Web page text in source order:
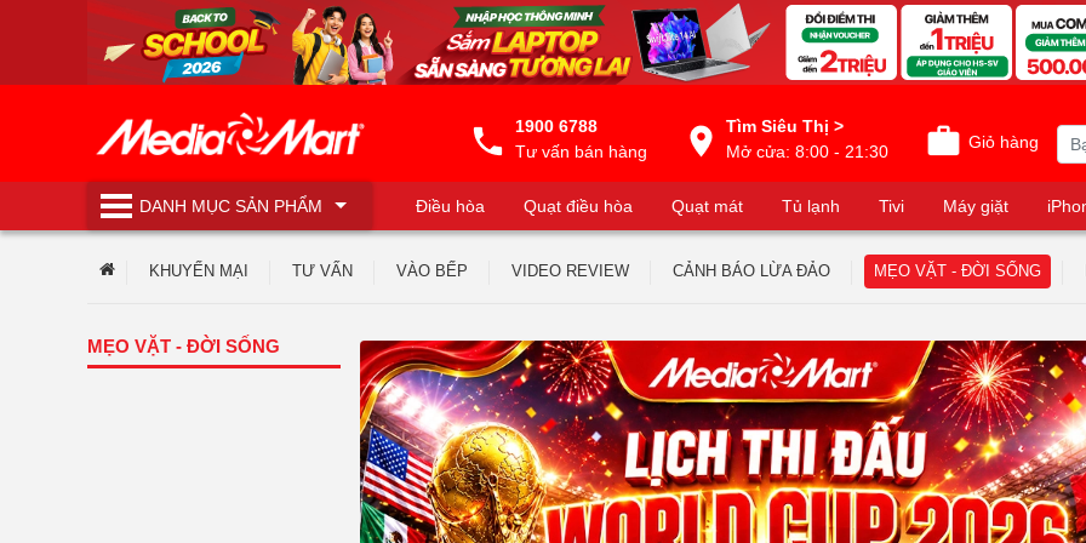
1900 6788
Tư vấn bán hàng
Tìm Siêu Thị >
Mở cửa: 8:00 - 21:30
Giỏ hàng
DANH MỤCSẢN PHẨM Điều hòa Quạt điều hòa Quạt mát Tủ lạnh Tivi Máy giặt
Máy lọc nước
KHUYẾN MẠI TƯ VẤN VÀO BẾP VIDEO REVIEW CẢNH BÁO LỪA ĐẢO MẸO VẶT - ĐỜI SỐNG
MẸO VẶT - ĐỜI SỐNG